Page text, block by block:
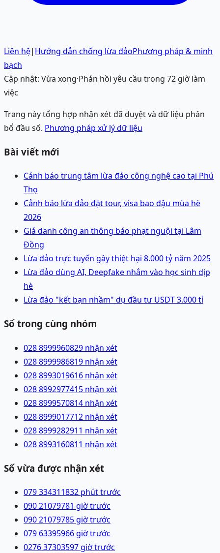
Liên hệ| Hướng dẫn chống lừa đảoPhương pháp & minh
bạch
Cập nhật: Vừa xong·Phản hồi yêu cầu trong 72 giờ làm
việc
Trang này tổng hợp nhận xét đã duyệt và dữ liệu phân
bổ đầu số. Phương pháp xử lý dữ liệu
Bài viết mới
Cảnh báo trung tâm lừa đảo công nghệ cao tại Phú
Thọ
Cảnh báo lừa đảo đặt tour, visa bao đậu mùa hè
2026
Giả danh công an thông báo phạt nguội tại Lâm
Đồng
Lừa đảo trực tuyến gây thiệt hại 8.000 tỷ năm 2025
Lừa đảo dùng AI, Deepfake nhắm vào học sinh dịp
hè
Lừa đảo "kết bạn nhầm" dụ đầu tư USDT 3.000 tỉ
Số trong cùng nhóm
028 8999960829 nhận xét
028 8999986819 nhận xét
028 8993019616 nhận xét
028 8992977415 nhận xét
028 8999570814 nhận xét
028 8999017712 nhận xét
028 8999282911 nhận xét
028 8993160811 nhận xét
Số vừa được nhận xét
079 334311832 phút trước
090 21079781 giờ trước
090 21079785 giờ trước
079 63395966 giờ trước
0276 37303597 giờ trước